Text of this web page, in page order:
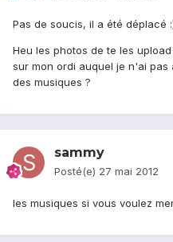
Pas de soucis, il a été déplacé
Heu les photos de te les
sur mon ordi auquel je n'ai pas
des musiques ?
sammy
Posté(e) 27 mai 2012
les musiques si vous voulez